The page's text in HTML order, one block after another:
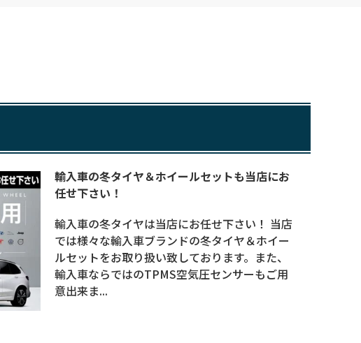
輸入車の冬タイヤ＆ホイールセットも当店にお
任せ下さい！
輸入車の冬タイヤは当店にお任せ下さい！ 当店
では様々な輸入車ブランドの冬タイヤ＆ホイー
ルセットをお取り扱い致しております。また、
輸入車ならではのTPMS空気圧センサーもご用
意出来ま...